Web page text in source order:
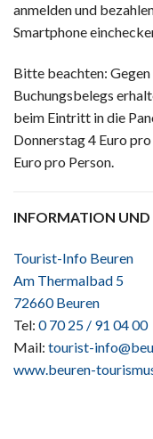
anmelden und
Smartphone
Bitte beachten:
Buchungsbelegs
beim Eintritt in die
Donnerstag 4 Euro
Euro pro Person.
INFORMATION UND
Tourist-Info Beuren
Am Thermalbad 5
72660 Beuren
Tel: 0 70 25 / 91 04 00
Mail: tourist-
www.beuren-